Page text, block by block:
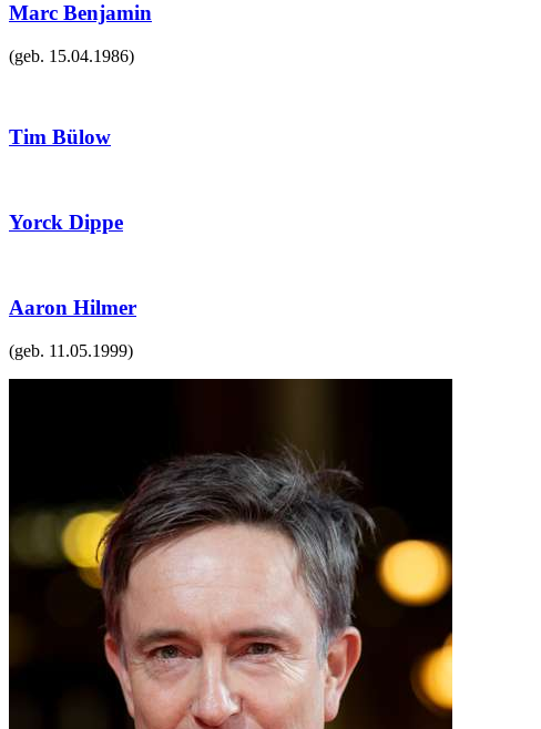
Marc Benjamin
(geb. 15.04.1986)
Tim Bülow
Yorck Dippe
Aaron Hilmer
(geb. 11.05.1999)